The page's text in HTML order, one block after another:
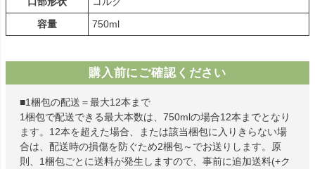
容量
750ml
購入前にご確認ください
■1梱包の配送＝最大12本まで
1梱包で配送できる最大本数は、750mlの場合12本までとなり
ます。12本を超えた場合、または該当梱包に入りきらない場
合は、配送時の損傷を防ぐため2梱包～でお送りします。原
則、1梱包ごとに送料が発生しますので、事前に追加送料(+ク